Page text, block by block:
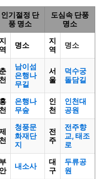
인기절정 단
풍 명소
도심속 단풍
명소
역
명소
지
역
명소
춘
천
남이섬
은행나
무길
서
울
덕수궁
돌담길
홍
천
은행나
무숲
인
천
인천대
공원
천
청풍문
화재단
지
전
주
전주향
교, 태조
로
부
안
내소사
대
구
두류공
원